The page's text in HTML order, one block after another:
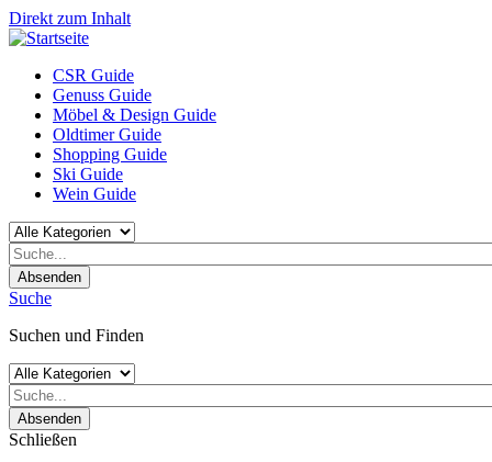
Direkt zum Inhalt
CSR Guide
Genuss Guide
Möbel & Design Guide
Oldtimer Guide
Shopping Guide
Ski Guide
Wein Guide
Absenden
Suche
Suchen und Finden
Absenden
Schließen